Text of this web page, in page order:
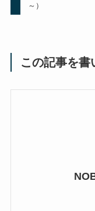
～）
この記事を書